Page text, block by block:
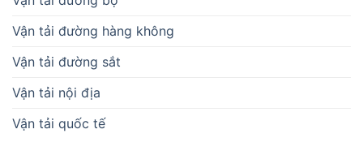
Vận tải đường hàng không
Vận tải đường sắt
Vận tải nội địa
Vận tải quốc tế